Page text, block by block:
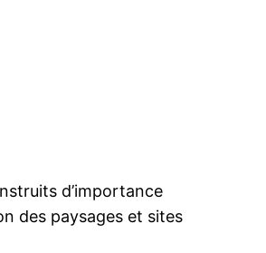
d’importance
des paysages et sites